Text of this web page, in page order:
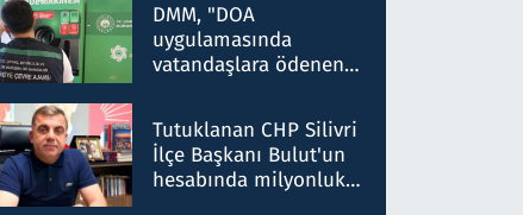
DMM, "DOA
uygulamasında
vatandaşlara ödenen
düşürüldüğü" iddiasını
yalanladı
Tutuklanan CHP Silivri
İlçe Başkanı Bulut'un
hesabında milyonluk